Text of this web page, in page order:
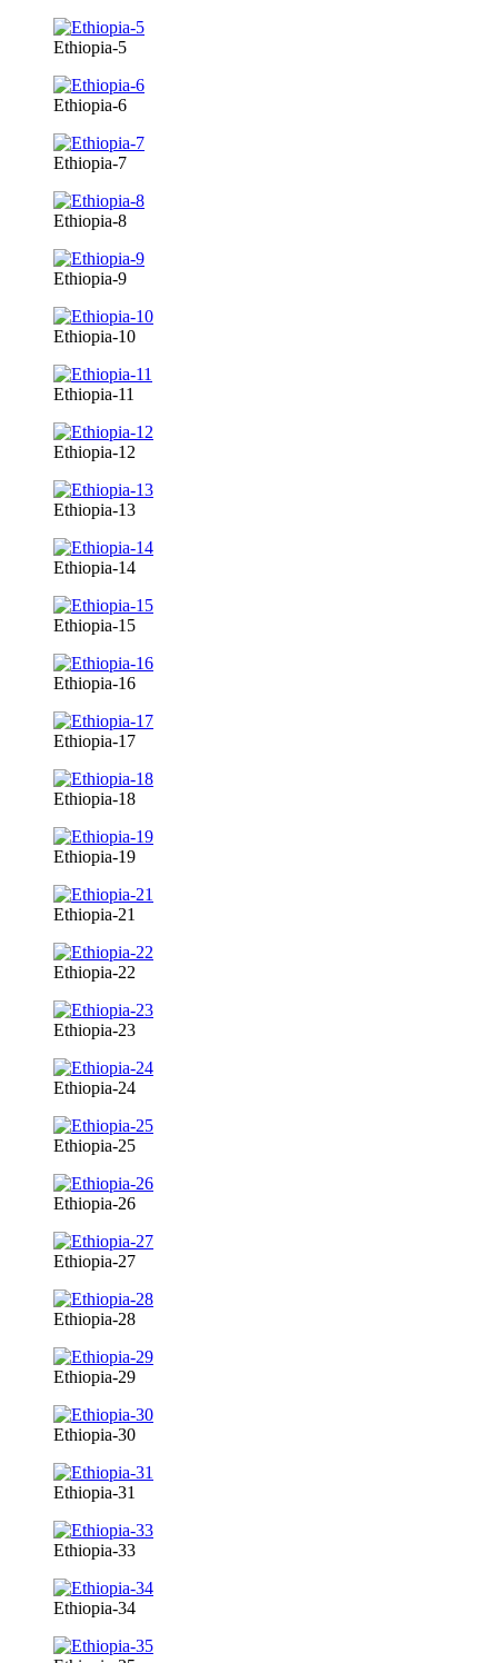
Ethiopia-5
Ethiopia-6
Ethiopia-7
Ethiopia-8
Ethiopia-9
Ethiopia-10
Ethiopia-11
Ethiopia-12
Ethiopia-13
Ethiopia-14
Ethiopia-15
Ethiopia-16
Ethiopia-17
Ethiopia-18
Ethiopia-19
Ethiopia-21
Ethiopia-22
Ethiopia-23
Ethiopia-24
Ethiopia-25
Ethiopia-26
Ethiopia-27
Ethiopia-28
Ethiopia-29
Ethiopia-30
Ethiopia-31
Ethiopia-33
Ethiopia-34